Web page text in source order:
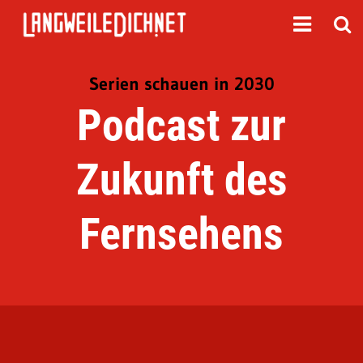
Serien schauen in 2030
Podcast zur
Zukunft des
Fernsehens